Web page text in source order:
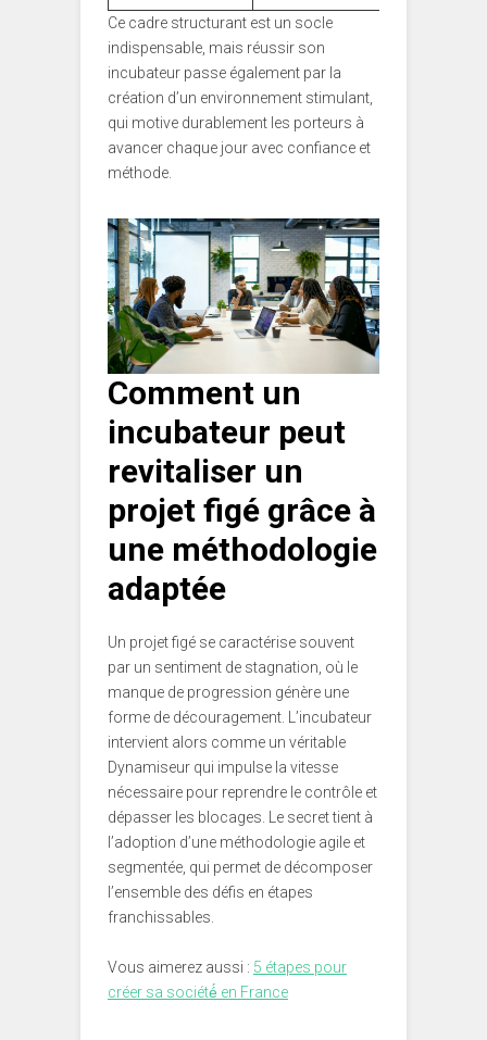
Ce cadre structurant est un socle
indispensable, mais réussir son
incubateur passe également par la
création d’un environnement stimulant,
qui motive durablement les porteurs à
avancer chaque jour avec confiance et
méthode.
Comment un
incubateur peut
revitaliser un
projet figé grâce à
une méthodologie
adaptée
Un projet figé se caractérise souvent
par un sentiment de stagnation, où le
manque de progression génère une
forme de découragement. L’incubateur
intervient alors comme un véritable
Dynamiseur qui impulse la vitesse
nécessaire pour reprendre le contrôle et
dépasser les blocages. Le secret tient à
l’adoption d’une méthodologie agile et
segmentée, qui permet de décomposer
l’ensemble des défis en étapes
franchissables.
Vous aimerez aussi : 5 étapes pour
créer sa société́ en France